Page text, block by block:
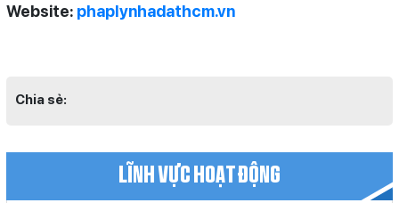
Website: phaplynhadathcm.vn
Chia sẻ:
LĨNH VỰC HOẠT ĐỘNG